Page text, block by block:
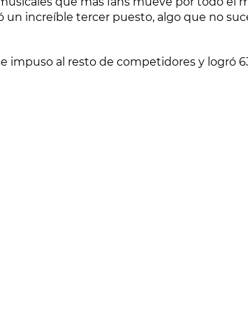
un increíble tercer puesto, algo que no
impuso al resto de competidores y logró